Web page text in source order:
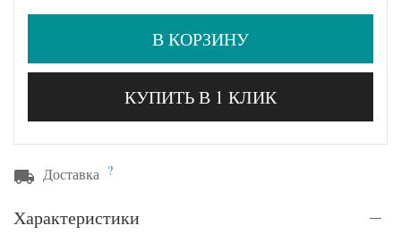
В КОРЗИНУ
КУПИТЬ В 1 КЛИК
Доставка ?
Характеристики